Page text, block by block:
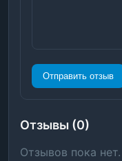
Отправить отзыв
Отзывы (0)
Отзывов пока